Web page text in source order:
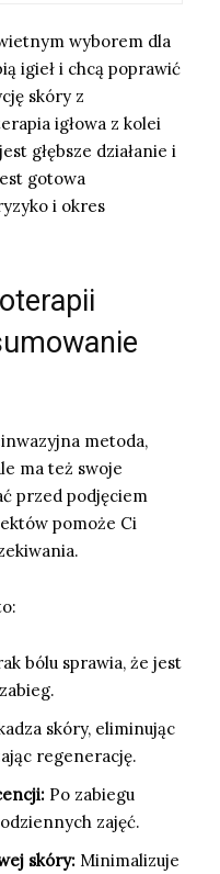
wyborem dla
igieł i chcą poprawić
skóry z
igłowa z kolei
głębsze działanie i
gotowa
i okres
metoda,
ma też swoje
przed podjęciem
pomoże Ci
bólu sprawia, że jest
skóry, eliminując
regenerację.
Po zabiegu
zajęć.
skóry: Minimalizuje